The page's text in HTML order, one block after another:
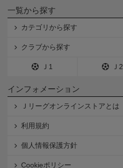
一覧から探す
カテゴリから探す
クラブから探す
Ｊ1 Ｊ2
インフォメーション
Ｊリーグオンラインストアとは
利用規約
個人情報保護方針
Cookieポリシー